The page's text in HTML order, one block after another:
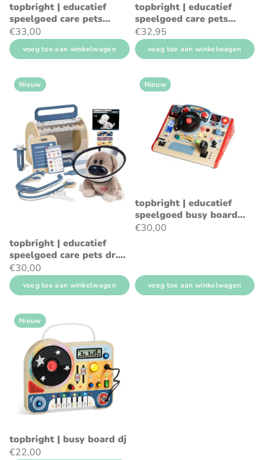
topbright | educatief
speelgoed care pets
mummy bunny
€33,00
voeg toe aan winkelwagen
topbright | educatief
speelgoed care pets
koala
€32,95
voeg toe aan winkelwagen
Nieuw
topbright | educatief
speelgoed care pets dr.
dog
€30,00
voeg toe aan winkelwagen
Nieuw
topbright | educatief
speelgoed busy board
fire fighter
€30,00
voeg toe aan winkelwagen
Nieuw
topbright | busy board dj
€22,00